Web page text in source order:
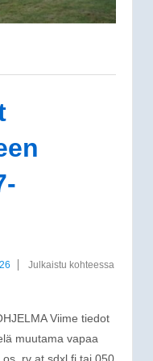
Julkaistu kohteessa
Viime tiedot
muutama vapaa